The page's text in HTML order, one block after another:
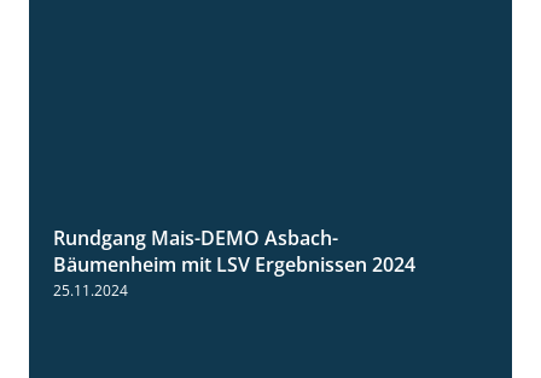
8:38
Rundgang Mais-DEMO Asbach-
Bäumenheim mit LSV Ergebnissen 2024
25.11.2024